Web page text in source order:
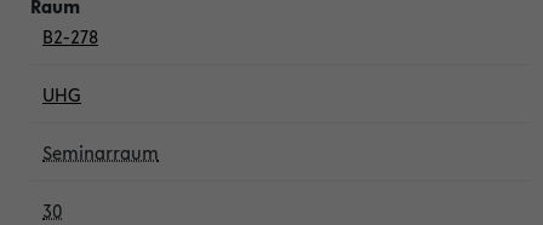
B2-278
UHG
Seminarraum
30